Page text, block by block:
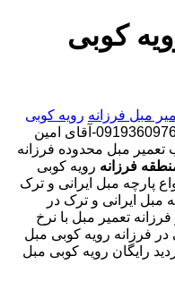
کوبی
مبل فرزانه رویه کوبی
30 در صد تخفیف بیمه رایگان 09193609760-آقای امین
مبل محدوده فرزانه
فرزانه رویه کوبی
پارچه مبل ایرانی و ترک
مبل ایرانی و ترک در
تعمیر مبل با نرخ
در فرزانه رویه کوبی مبل
رایگان رویه کوبی مبل